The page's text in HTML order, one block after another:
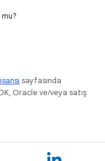
mu?
sayfasında
Oracle ve/veya satış